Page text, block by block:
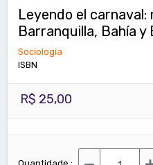
Leyendo el carnaval:
Barranquilla, Bahía y
Sociologia
ISBN
R$ 25,00